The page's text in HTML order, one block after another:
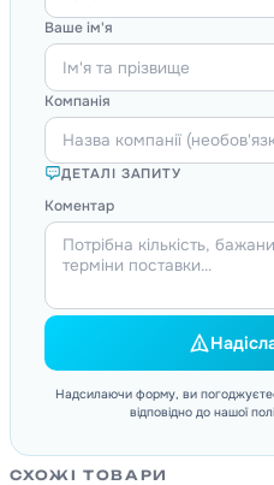
Ваше ім'я
Компанія
ДЕТАЛІ ЗАПИТУ
Коментар
Надсилаючи форму, ви
відповідно до нашої
СХОЖІ ТОВАРИ